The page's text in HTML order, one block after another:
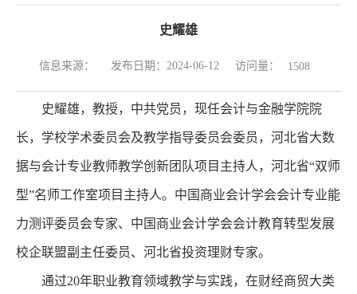
史耀雄
信息来源： 发布日期：2024-06-12 访问量： 1508
史耀雄，教授，中共党员，现任会计与金融学院院
长，学校学术委员会及教学指导委员会委员，河北省大数
据与会计专业教师教学创新团队项目主持人，河北省“双师
型”名师工作室项目主持人。中国商业会计学会会计专业能
力测评委员会专家、中国商业会计学会会计教育转型发展
校企联盟副主任委员、河北省投资理财专家。
通过20年职业教育领域教学与实践，在财经商贸大类